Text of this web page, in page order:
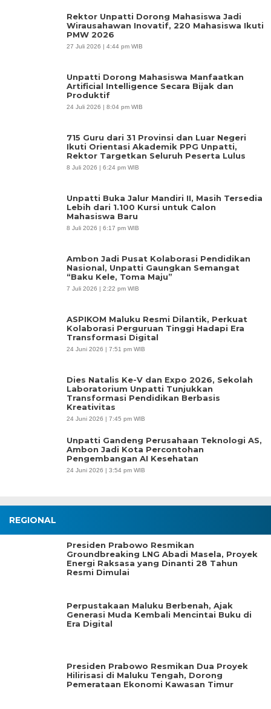
Rektor Unpatti Dorong Mahasiswa Jadi
Wirausahawan Inovatif, 220 Mahasiswa Ikuti
PMW 2026
27 Juli 2026 | 4:44 pm WIB
Unpatti Dorong Mahasiswa Manfaatkan
Artificial Intelligence Secara Bijak dan
Produktif
24 Juli 2026 | 8:04 pm WIB
715 Guru dari 31 Provinsi dan Luar Negeri
Ikuti Orientasi Akademik PPG Unpatti,
Rektor Targetkan Seluruh Peserta Lulus
8 Juli 2026 | 6:24 pm WIB
Unpatti Buka Jalur Mandiri II, Masih Tersedia
Lebih dari 1.100 Kursi untuk Calon
Mahasiswa Baru
8 Juli 2026 | 6:17 pm WIB
Ambon Jadi Pusat Kolaborasi Pendidikan
Nasional, Unpatti Gaungkan Semangat
“Baku Kele, Toma Maju”
7 Juli 2026 | 2:22 pm WIB
ASPIKOM Maluku Resmi Dilantik, Perkuat
Kolaborasi Perguruan Tinggi Hadapi Era
Transformasi Digital
24 Juni 2026 | 7:51 pm WIB
Dies Natalis Ke-V dan Expo 2026, Sekolah
Laboratorium Unpatti Tunjukkan
Transformasi Pendidikan Berbasis
Kreativitas
24 Juni 2026 | 7:45 pm WIB
Unpatti Gandeng Perusahaan Teknologi AS,
Ambon Jadi Kota Percontohan
Pengembangan AI Kesehatan
24 Juni 2026 | 3:54 pm WIB
REGIONAL
Presiden Prabowo Resmikan
Groundbreaking LNG Abadi Masela, Proyek
Energi Raksasa yang Dinanti 28 Tahun
Resmi Dimulai
Perpustakaan Maluku Berbenah, Ajak
Generasi Muda Kembali Mencintai Buku di
Era Digital
Presiden Prabowo Resmikan Dua Proyek
Hilirisasi di Maluku Tengah, Dorong
Pemerataan Ekonomi Kawasan Timur